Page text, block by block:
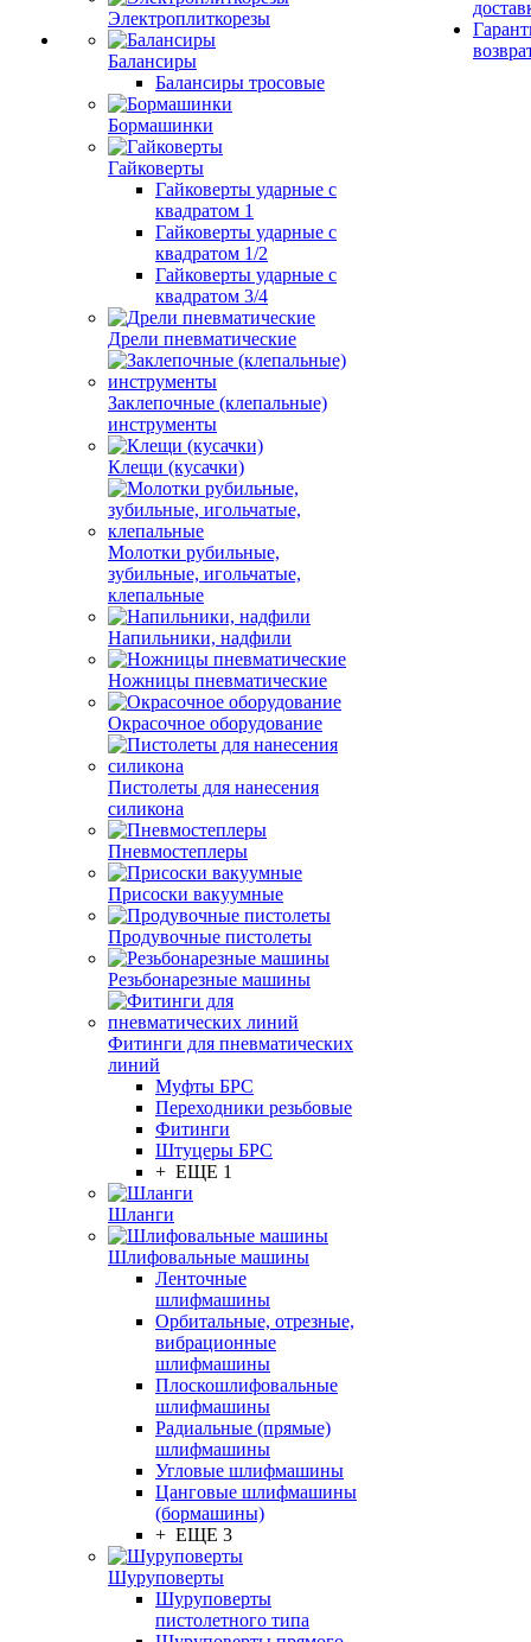
Электроплиткорезы
Балансиры
Балансиры тросовые
Бормашинки
Гайковерты
Гайковерты ударные с
квадратом 1
Гайковерты ударные с
квадратом 1/2
Гайковерты ударные с
квадратом 3/4
Дрели пневматические
Заклепочные (клепальные)
инструменты
Клещи (кусачки)
Молотки рубильные,
зубильные, игольчатые,
клепальные
Напильники, надфили
Ножницы пневматические
Окрасочное оборудование
Пистолеты для нанесения
силикона
Пневмостеплеры
Присоски вакуумные
Продувочные пистолеты
Резьбонарезные машины
Фитинги для пневматических
линий
Муфты БРС
Переходники резьбовые
Фитинги
Штуцеры БРС
+ ЕЩЕ 1
Шланги
Шлифовальные машины
Ленточные
шлифмашины
Орбитальные, отрезные,
вибрационные
шлифмашины
Плоскошлифовальные
шлифмашины
Радиальные (прямые)
шлифмашины
Угловые шлифмашины
Цанговые шлифмашины
(бормашины)
+ ЕЩЕ 3
Шуруповерты
Шуруповерты
пистолетного типа